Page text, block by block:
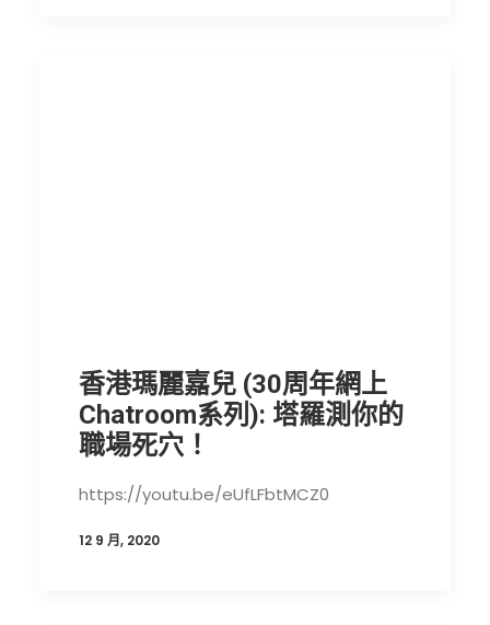
香港瑪麗嘉兒 (30周年網上
Chatroom系列): 塔羅測你的
職場死穴！
https://youtu.be/eUfLFbtMCZ0
12 9 月, 2020